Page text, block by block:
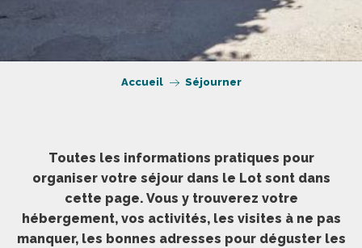
Accueil Séjourner
Toutes les informations pratiques pour
organiser votre séjour dans le Lot sont dans
cette page. Vous y trouverez votre
hébergement, vos activités, les visites à ne pas
manquer, les bonnes adresses pour déguster les